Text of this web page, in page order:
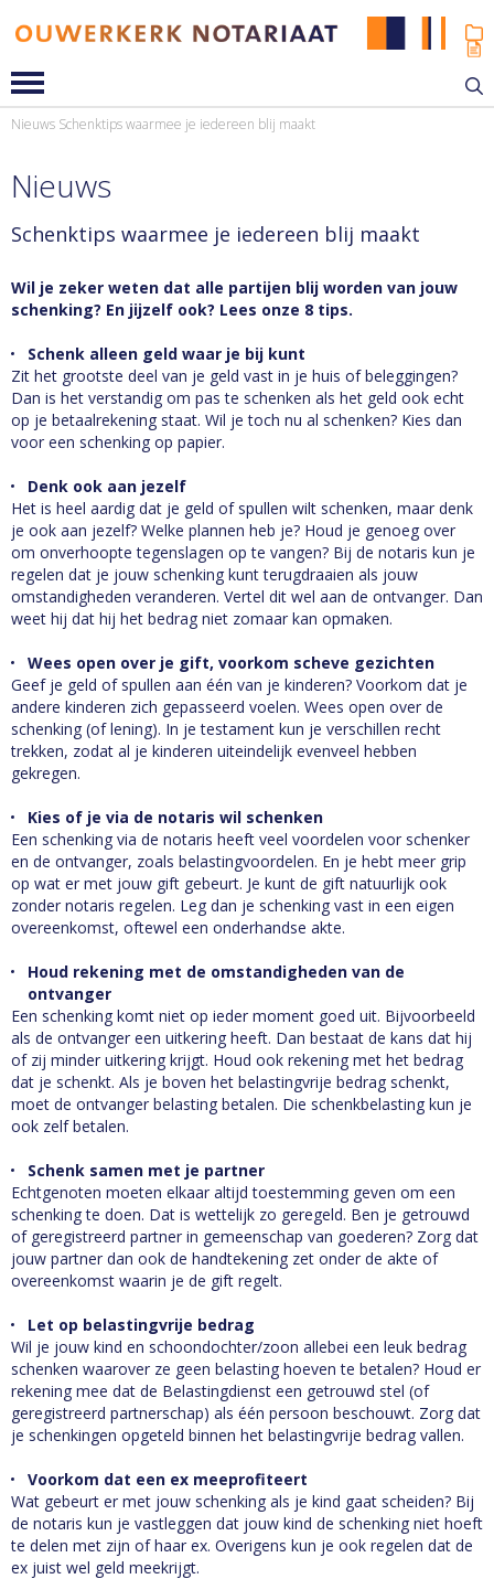
Nieuws Schenktips waarmee je iedereen blij maakt
Nieuws
Schenktips waarmee je iedereen blij maakt
Wil je zeker weten dat alle partijen blij worden van jouw
schenking? En jijzelf ook? Lees onze 8 tips.
Schenk alleen geld waar je bij kunt
Zit het grootste deel van je geld vast in je huis of beleggingen?
Dan is het verstandig om pas te schenken als het geld ook echt
op je betaalrekening staat. Wil je toch nu al schenken? Kies dan
voor een schenking op papier.
Denk ook aan jezelf
Het is heel aardig dat je geld of spullen wilt schenken, maar denk
je ook aan jezelf? Welke plannen heb je? Houd je genoeg over
om onverhoopte tegenslagen op te vangen? Bij de notaris kun je
regelen dat je jouw schenking kunt terugdraaien als jouw
omstandigheden veranderen. Vertel dit wel aan de ontvanger. Dan
weet hij dat hij het bedrag niet zomaar kan opmaken.
Wees open over je gift, voorkom scheve gezichten
Geef je geld of spullen aan één van je kinderen? Voorkom dat je
andere kinderen zich gepasseerd voelen. Wees open over de
schenking (of lening). In je testament kun je verschillen recht
trekken, zodat al je kinderen uiteindelijk evenveel hebben
gekregen.
Kies of je via de notaris wil schenken
Een schenking via de notaris heeft veel voordelen voor schenker
en de ontvanger, zoals belastingvoordelen. En je hebt meer grip
op wat er met jouw gift gebeurt. Je kunt de gift natuurlijk ook
zonder notaris regelen. Leg dan je schenking vast in een eigen
overeenkomst, oftewel een onderhandse akte.
Houd rekening met de omstandigheden van de
ontvanger
Een schenking komt niet op ieder moment goed uit. Bijvoorbeeld
als de ontvanger een uitkering heeft. Dan bestaat de kans dat hij
of zij minder uitkering krijgt. Houd ook rekening met het bedrag
dat je schenkt. Als je boven het belastingvrije bedrag schenkt,
moet de ontvanger belasting betalen. Die schenkbelasting kun je
ook zelf betalen.
Schenk samen met je partner
Echtgenoten moeten elkaar altijd toestemming geven om een
schenking te doen. Dat is wettelijk zo geregeld. Ben je getrouwd
of geregistreerd partner in gemeenschap van goederen? Zorg dat
jouw partner dan ook de handtekening zet onder de akte of
overeenkomst waarin je de gift regelt.
Let op belastingvrije bedrag
Wil je jouw kind en schoondochter/zoon allebei een leuk bedrag
schenken waarover ze geen belasting hoeven te betalen? Houd er
rekening mee dat de Belastingdienst een getrouwd stel (of
geregistreerd partnerschap) als één persoon beschouwt. Zorg dat
je schenkingen opgeteld binnen het belastingvrije bedrag vallen.
Voorkom dat een ex meeprofiteert
Wat gebeurt er met jouw schenking als je kind gaat scheiden? Bij
de notaris kun je vastleggen dat jouw kind de schenking niet hoeft
te delen met zijn of haar ex. Overigens kun je ook regelen dat de
ex juist wel geld meekrijgt.